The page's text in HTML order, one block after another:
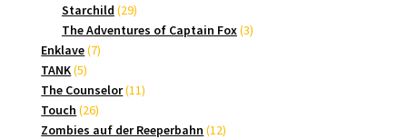
Produkte
Starchild 2929
Produkte
The Adventures of Captain Fox 33
Enklave 77
TANK 55
Produkte
The Counselor 1111
Touch 2626
Produkte
Zombies auf der Reeperbahn 1212